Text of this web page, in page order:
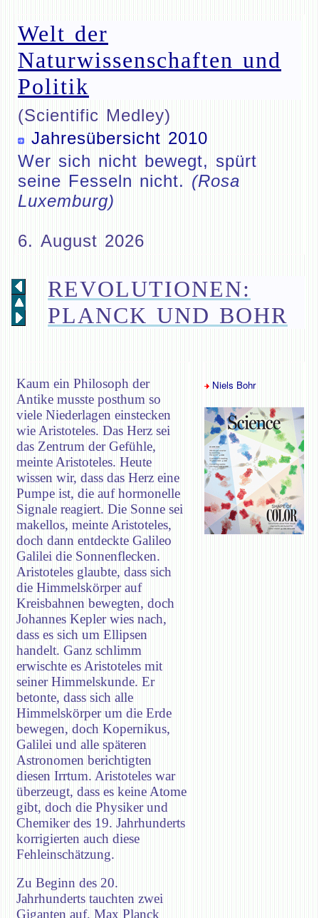
Welt der
Naturwissenschaften und
Politik
(Scientific Medley)
Jahresübersicht 2010
Wer sich nicht bewegt, spürt
seine Fesseln nicht. (Rosa
Luxemburg)
6. August 2026
REVOLUTIONEN:
PLANCK UND BOHR
Kaum ein Philosoph der
Antike musste posthum so
viele Niederlagen einstecken
wie Aristoteles. Das Herz sei
das Zentrum der Gefühle,
meinte Aristoteles. Heute
wissen wir, dass das Herz eine
Pumpe ist, die auf hormonelle
Signale reagiert. Die Sonne sei
makellos, meinte Aristoteles,
doch dann entdeckte Galileo
Galilei die Sonnenflecken.
Aristoteles glaubte, dass sich
die Himmelskörper auf
Kreisbahnen bewegten, doch
Johannes Kepler wies nach,
dass es sich um Ellipsen
handelt. Ganz schlimm
erwischte es Aristoteles mit
seiner Himmelskunde. Er
betonte, dass sich alle
Himmelskörper um die Erde
bewegen, doch Kopernikus,
Galilei und alle späteren
Astronomen berichtigten
diesen Irrtum. Aristoteles war
überzeugt, dass es keine Atome
gibt, doch die Physiker und
Chemiker des 19. Jahrhunderts
korrigierten auch diese
Fehleinschätzung.
Zu Beginn des 20.
Jahrhunderts tauchten zwei
Giganten auf, Max Planck
Niels Bohr